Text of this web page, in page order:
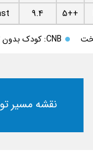
5++
9.4
CNB: کودک بدون تخت
نقشه مسیر